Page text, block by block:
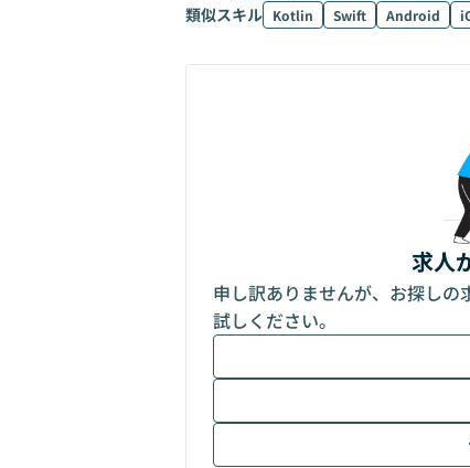
類似スキル Kotlin Swift Android
求人
申し訳ありませんが、お探し
試しください。